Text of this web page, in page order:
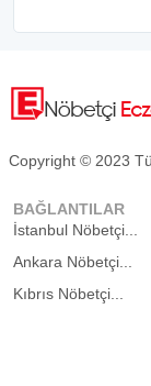
Copyright © 2023
BAĞLANTILAR
İstanbul Nöbetçi...
Ankara Nöbetçi...
Kıbrıs Nöbetçi...